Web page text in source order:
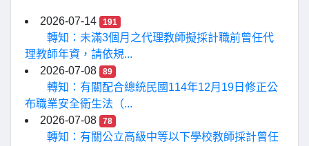
2026-07-14 191
轉知：未滿3個月之代理教師擬採計職前曾任代
理教師年資，請依規...
2026-07-08
89
轉知：有關配合總統民國114年12月19日修正公
布職業安全衛生法（...
2026-07-08
78
轉知：有關公立高級中等以下學校教師採計曾任